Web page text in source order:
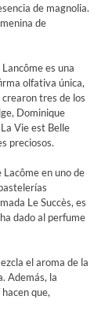
de magnolia.
de
es una
olfativa única,
tres de los
Dominique
Vie est Belle
preciosos.
en uno de
Le Succès, es
dado al perfume
el aroma de la
Además, la
que,